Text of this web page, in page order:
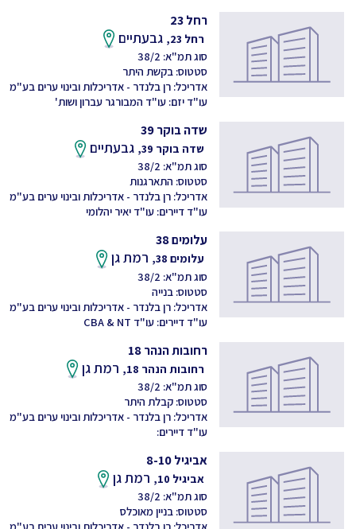
רחל 23
רחל 23, גבעתיים
סוג תמ"א: 38/2
סטטוס: בקשת היתר
אדריכל: רן בלנדר - אדריכלות ובינוי ערים בע"מ
עו"ד יזם: עו"ד המבורגר עברון ושות'
שדה בוקר 39
שדה בוקר 39, גבעתיים
סוג תמ"א: 38/2
סטטוס: התארגנות
אדריכל: רן בלנדר - אדריכלות ובינוי ערים בע"מ
עו"ד דיירים: עו"ד יאיר יהלומי
עלומים 38
עלומים 38, רמת גן
סוג תמ"א: 38/2
סטטוס: בנייה
אדריכל: רן בלנדר - אדריכלות ובינוי ערים בע"מ
עו"ד דיירים: עו"ד CBA & NT
רחובות הנהר 18
רחובות הנהר 18, רמת גן
סוג תמ"א: 38/2
סטטוס: קבלת היתר
אדריכל: רן בלנדר - אדריכלות ובינוי ערים בע"מ
עו"ד דיירים:
אביגיל 8-10
אביגיל 10, רמת גן
סוג תמ"א: 38/2
סטטוס: בניין מאוכלס